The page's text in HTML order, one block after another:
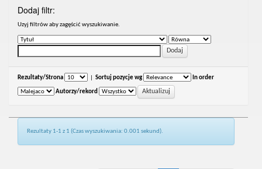
Dodaj filtr:
Uzyj filtrów aby zagęścić wyszukiwanie.
Rezultaty/Strona Sortuj pozycje wg In order
Autorzy/rekord
Rezultaty 1-1 z 1 (Czas wyszukiwania: 0.001 sekund).